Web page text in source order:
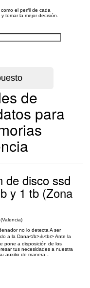
el perfil de cada
tomar la mejor decisión.
de
para
de disco ssd
y 1 tb (Zona
no lo detecta A ser
a la Dana</b>⚠️<br> Ante la
pone a disposición de los
tus necesidades a nuestra
auxilio de manera...